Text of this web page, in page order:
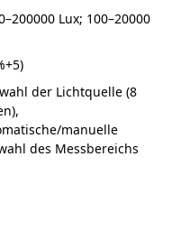
Lux; 100–20000
der Lichtquelle (8
manuelle
des Messbereichs